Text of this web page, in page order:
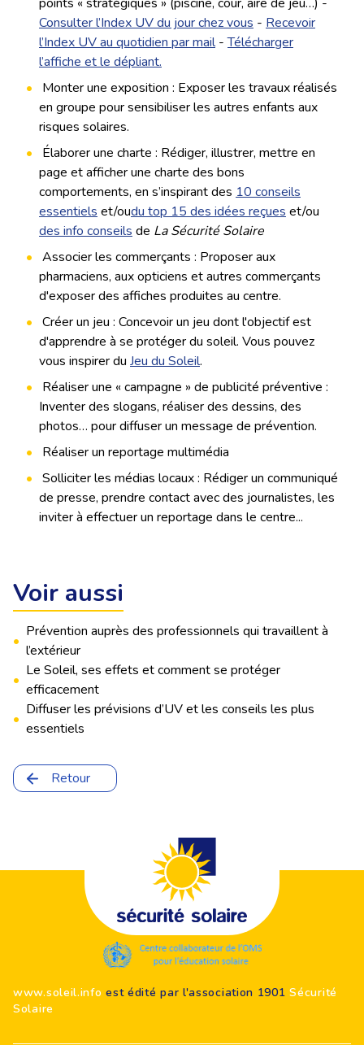
Consulter l’Index UV du jour chez vous - Recevoir
l’Index UV au quotidien par mail-Télécharger
l’affiche et le dépliant.
Monter une exposition : Exposer les travaux réalisés
en groupe pour sensibiliser les autres enfants aux
risques solaires.
Élaborer une charte : Rédiger, illustrer, mettre en
page et afficher une charte des bons
comportements, en s’inspirant des 10 conseils
essentiels et/oudu top 15 des idées reçues et/ou
des info conseils de La Sécurité Solaire
Associer les commerçants : Proposer aux
pharmaciens, aux opticiens et autres commerçants
d'exposer des affiches produites au centre.
Créer un jeu : Concevoir un jeu dont l'objectif est
d'apprendre à se protéger du soleil. Vous pouvez
vous inspirer du Jeu du Soleil.
Réaliser une « campagne » de publicité préventive :
Inventer des slogans, réaliser des dessins, des
photos… pour diffuser un message de prévention.
Réaliser un reportage multimédia
Solliciter les médias locaux : Rédiger un communiqué
de presse, prendre contact avec des journalistes, les
inviter à effectuer un reportage dans le centre...
Voir aussi
•
Prévention auprès des professionnels qui travaillent à
l’extérieur
•
Le Soleil, ses effets et comment se protéger
efficacement
•
Diffuser les prévisions d’UV et les conseils les plus
essentiels
Retour
www.soleil.info est édité par l'association 1901Sécurité
Solaire